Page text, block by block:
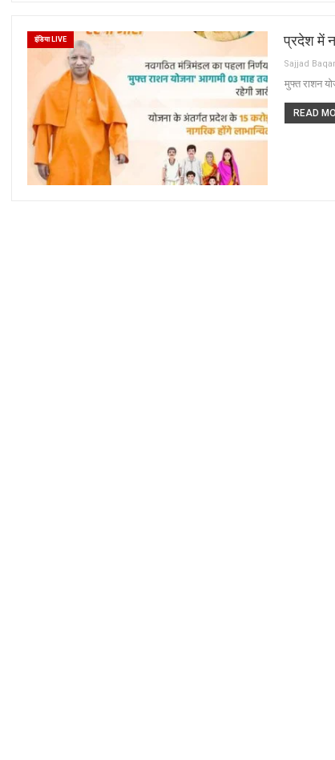
इंडिया LIVE प्रदेश में
मुफ्त राशन
READ